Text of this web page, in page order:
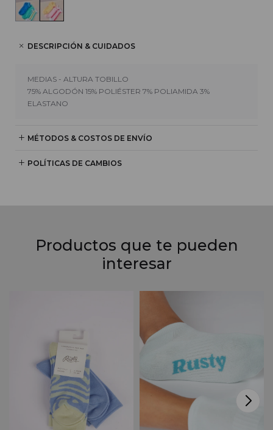
DESCRIPCIÓN & CUIDADOS
MEDIAS - ALTURA TOBILLO
75% ALGODÓN 15% POLIÉSTER 7% POLIAMIDA 3%
ELASTANO
MÉTODOS & COSTOS DE ENVÍO
POLÍTICAS DE CAMBIOS
Productos que te pueden
interesar